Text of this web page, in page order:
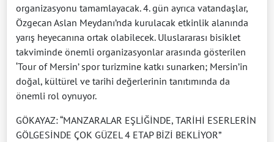
organizasyonu tamamlayacak. 4. gün ayrıca vatandaşlar,
Özgecan Aslan Meydanı’nda kurulacak etkinlik alanında
yarış heyecanına ortak olabilecek. Uluslararası bisiklet
takviminde önemli organizasyonlar arasında gösterilen
‘Tour of Mersin’ spor turizmine katkı sunarken; Mersin’in
doğal, kültürel ve tarihi değerlerinin tanıtımında da
önemli rol oynuyor.
GÖKAYAZ: “MANZARALAR EŞLİĞİNDE, TARİHİ ESERLERİN
GÖLGESİNDE ÇOK GÜZEL 4 ETAP BİZİ BEKLİYOR”